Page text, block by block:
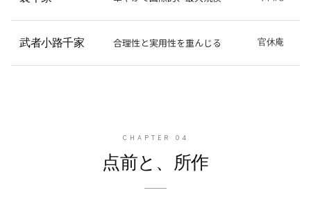
武者小路千家 合理性と実用性を重んじる 官休庵
CHAPTER 04
点前と、所作